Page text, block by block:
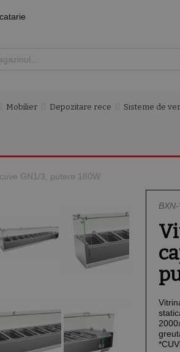
Mobilier Depozitare rece Sisteme de
GN1/3, putere 180W